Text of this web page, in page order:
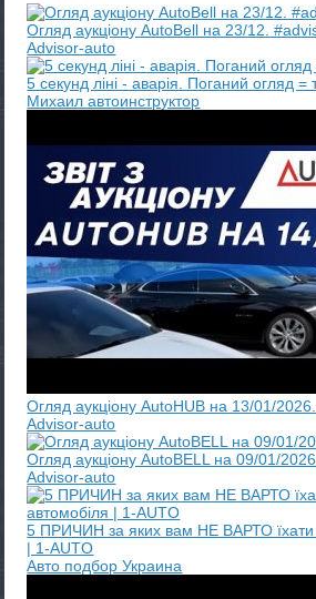
Огляд аукціону AutoBell на 23/12.
Advisor-auto
5 секунд ліні - аварія. Поганий огляд =
Михаил автоинструктор
Огляд аукціону AutoHUB на 13/01/
Advisor-auto
Огляд аукціону AutoBELL на 09/01/
Advisor-auto
5 ПРИЧИН за яких вам НЕ ВАРТО їхати
| 1-AUTO
Авто подбор Украина